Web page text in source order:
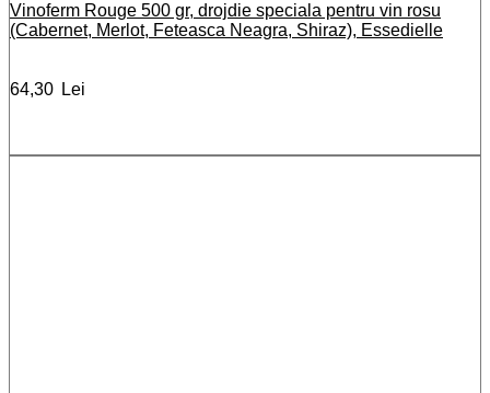
Vinoferm Rouge 500 gr, drojdie speciala pentru vin rosu
(Cabernet, Merlot, Feteasca Neagra, Shiraz), Essedielle
64,30 Lei